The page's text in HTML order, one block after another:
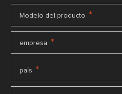
Modelo del producto *
empresa *
país *